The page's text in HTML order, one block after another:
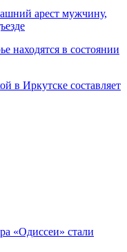
арест мужчину,
находятся в состоянии
в Иркутске составляет
«Одиссеи» стали